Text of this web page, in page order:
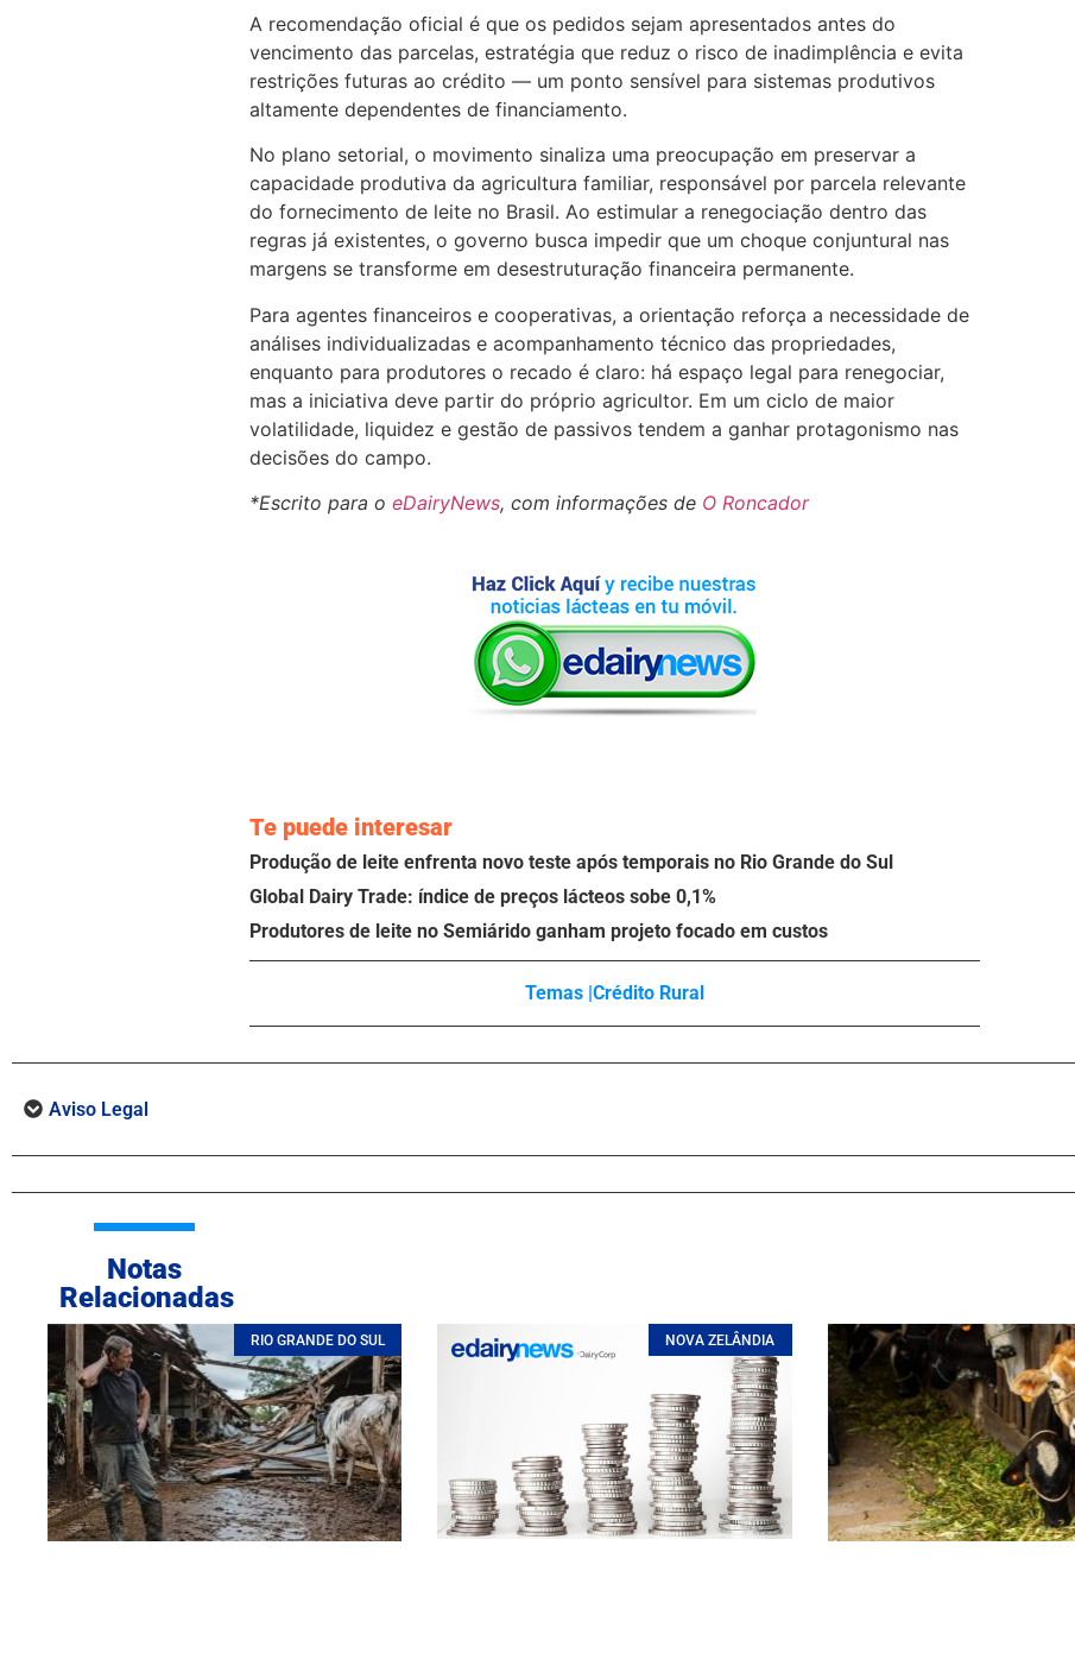
A recomendação oficial é que os pedidos sejam apresentados antes do
vencimento das parcelas, estratégia que reduz o risco de inadimplência e evita
restrições futuras ao crédito — um ponto sensível para sistemas produtivos
altamente dependentes de financiamento.
No plano setorial, o movimento sinaliza uma preocupação em preservar a
capacidade produtiva da agricultura familiar, responsável por parcela relevante
do fornecimento de leite no Brasil. Ao estimular a renegociação dentro das
regras já existentes, o governo busca impedir que um choque conjuntural nas
margens se transforme em desestruturação financeira permanente.
Para agentes financeiros e cooperativas, a orientação reforça a necessidade de
análises individualizadas e acompanhamento técnico das propriedades,
enquanto para produtores o recado é claro: há espaço legal para renegociar,
mas a iniciativa deve partir do próprio agricultor. Em um ciclo de maior
volatilidade, liquidez e gestão de passivos tendem a ganhar protagonismo nas
decisões do campo.
*Escrito para o eDairyNews, com informações de O Roncador
Te puede interesar
Produção de leite enfrenta novo teste após temporais no Rio Grande do Sul
Global Dairy Trade: índice de preços lácteos sobe 0,1%
Produtores de leite no Semiárido ganham projeto focado em custos
Temas | Crédito Rural
Aviso Legal
Notas
Relacionadas
RIO GRANDE DO SUL NOVA ZELÂNDIA